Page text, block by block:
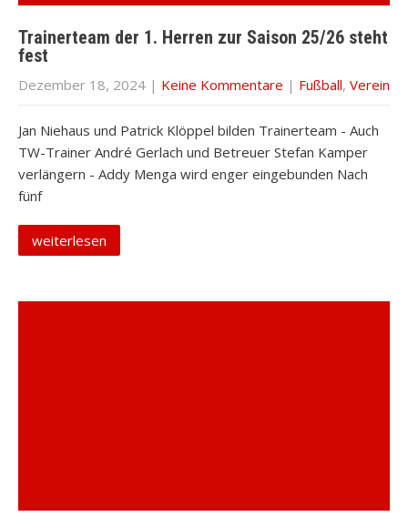
Trainerteam der 1. Herren zur Saison 25/26 steht
fest
Dezember 18, 2024 | Keine Kommentare | Fußball, Verein
Jan Niehaus und Patrick Klöppel bilden Trainerteam - Auch
TW-Trainer André Gerlach und Betreuer Stefan Kamper
verlängern - Addy Menga wird enger eingebunden Nach
fünf
weiterlesen